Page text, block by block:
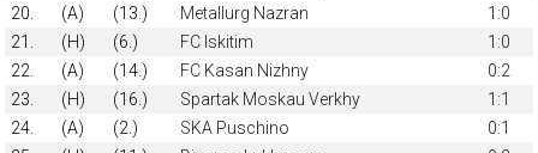
20.
(A) (13.) Metallurg Nazran
1:0
21.
(H) (6.) FC Iskitim
1:0
22.
(A) (14.) FC Kasan Nizhny
0:2
23.
(H) (16.) Spartak Moskau Verkhy
1:1
24.
(A) (2.) SKA Puschino
0:1